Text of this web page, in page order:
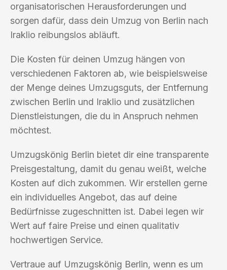
organisatorischen Herausforderungen und
sorgen dafür, dass dein Umzug von Berlin nach
Iraklio reibungslos abläuft.
Die Kosten für deinen Umzug hängen von
verschiedenen Faktoren ab, wie beispielsweise
der Menge deines Umzugsguts, der Entfernung
zwischen Berlin und Iraklio und zusätzlichen
Dienstleistungen, die du in Anspruch nehmen
möchtest.
Umzugskönig Berlin bietet dir eine transparente
Preisgestaltung, damit du genau weißt, welche
Kosten auf dich zukommen. Wir erstellen gerne
ein individuelles Angebot, das auf deine
Bedürfnisse zugeschnitten ist. Dabei legen wir
Wert auf faire Preise und einen qualitativ
hochwertigen Service.
Vertraue auf Umzugskönig Berlin, wenn es um